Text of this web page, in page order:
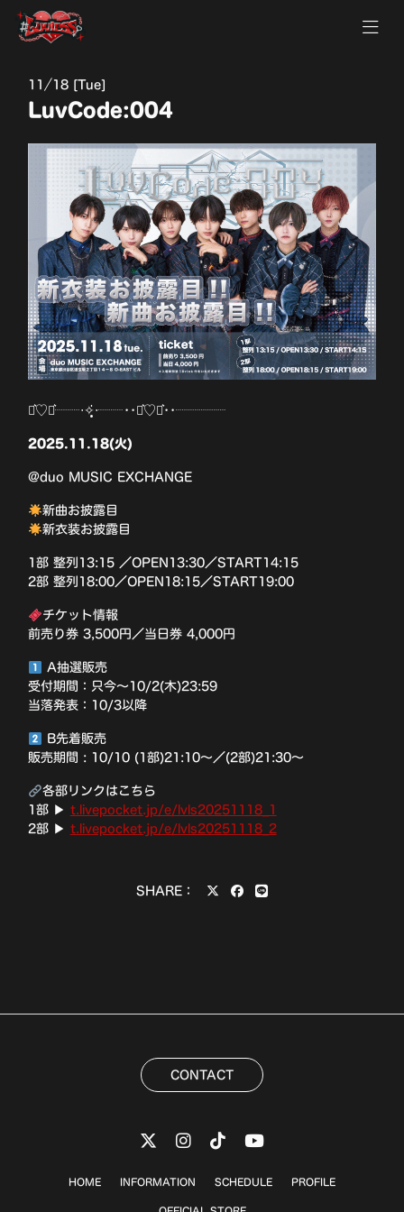
11 18 [Tue]
LuvCode:004
⋆͛♡⋆͛┈┈‧✧̣̥̇‧┈┈••⋆͛♡⋆͛••┈┈┈┈
2025.11.18(火)
@duo MUSIC EXCHANGE
新曲お披露目
新衣装お披露目
1部 整列13:15 ／OPEN13:30／START14:15
2部 整列18:00／OPEN18:15／START19:00
チケット情報
前売り券 3,500円／当日券 4,000円
A抽選販売
受付期間：只今〜10/2(木)23:59
当落発表：10/3以降
B先着販売
販売期間 : 10/10 (1部)21:10〜／(2部)21:30〜
各部リンクはこちら
1部 ▶︎ t.livepocket.jp/e/lvls20251118_1
2部 ▶︎ t.livepocket.jp/e/lvls20251118_2
SHARE：
CONTACT
HOME INFORMATION SCHEDULE PROFILE